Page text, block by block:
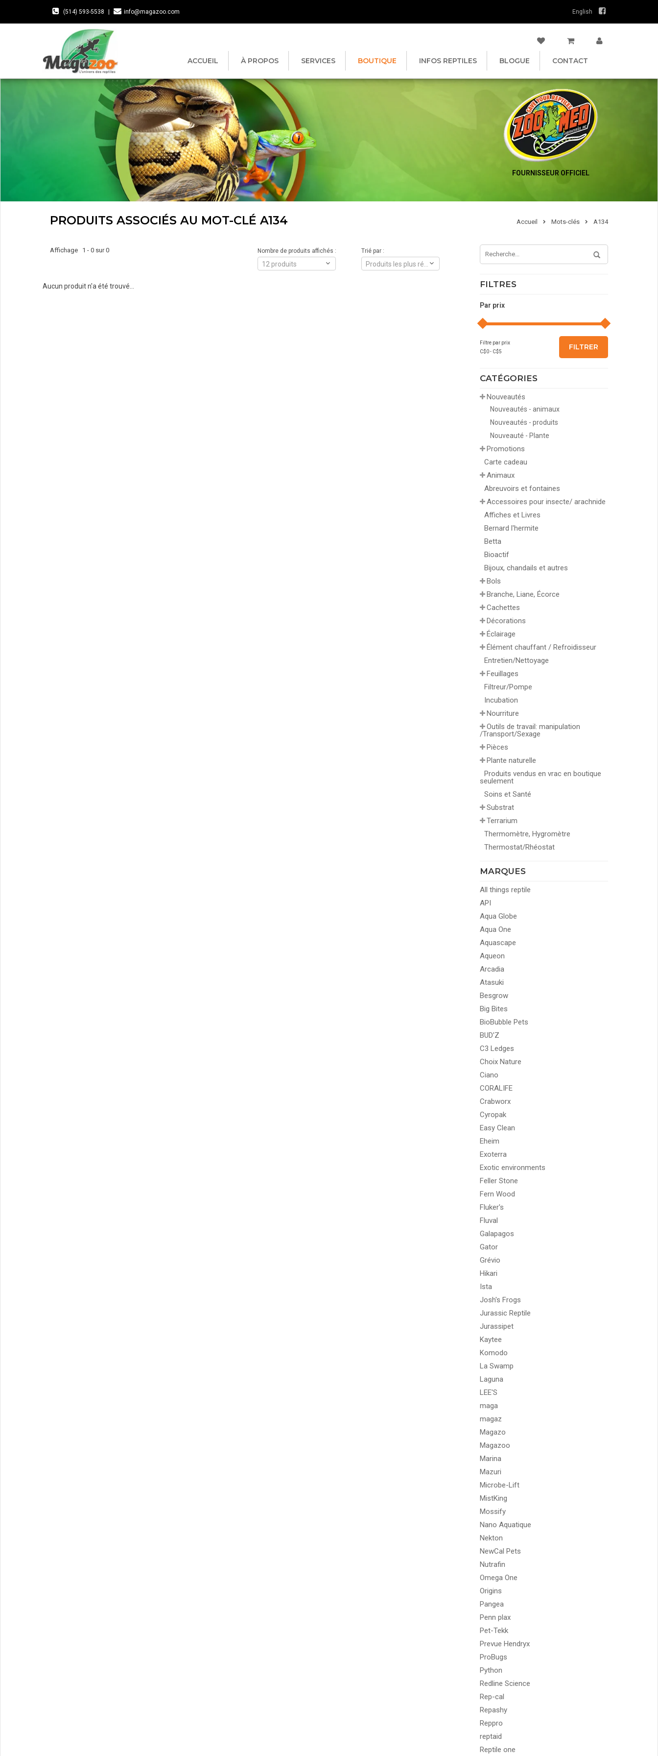
(514) 593-5538 info@magazoo.com English
ACCUEIL À PROPOS SERVICES BOUTIQUE INFOS REPTILES BLOGUE CONTACT
FOURNISSEUR OFFICIEL
PRODUITS ASSOCIÉS AU MOT-CLÉ A134 Accueil Mots-clés A134
FILTRES
Par prix
Filtre par prix
C$0- C$5
FILTRER
CATÉGORIES
Nouveautés
Nouveautés - animaux
Nouveautés - produits
Nouveauté - Plante
Promotions
Carte cadeau
Animaux
Abreuvoirs et fontaines
Accessoires pour insecte/ arachnide
Affiches et Livres
Bernard l'hermite
Betta
Bioactif
Bijoux, chandails et autres
Bols
Branche, Liane, Écorce
Cachettes
Décorations
Éclairage
Élément chauffant / Refroidisseur
Entretien/Nettoyage
Feuillages
Filtreur/Pompe
Incubation
Nourriture
Outils de travail: manipulation
/Transport/Sexage
Pièces
Plante naturelle
Produits vendus en vrac en boutique
seulement
Soins et Santé
Substrat
Terrarium
Thermomètre, Hygromètre
Thermostat/Rhéostat
MARQUES
All things reptile
API
Aqua Globe
Aqua One
Aquascape
Aqueon
Arcadia
Atasuki
Besgrow
Big Bites
BioBubble Pets
BUD'Z
C3 Ledges
Choix Nature
Ciano
CORALIFE
Crabworx
Cyropak
Easy Clean
Eheim
Exoterra
Exotic environments
Feller Stone
Fern Wood
Fluker's
Fluval
Galapagos
Gator
Grévio
Hikari
Ista
Josh's Frogs
Jurassic Reptile
Jurassipet
Kaytee
Komodo
La Swamp
Laguna
LEE'S
maga
magaz
Magazo
Magazoo
Marina
Mazuri
Microbe-Lift
MistKing
Mossify
Nano Aquatique
Nekton
NewCal Pets
Nutrafin
Omega One
Origins
Pangea
Penn plax
Pet-Tekk
Prevue Hendryx
ProBugs
Python
Redline Science
Rep-cal
Repashy
Reppro
reptaid
Reptile one
Affichage 1 - 0 sur 0 Trié par :
Nombre de produits affichés :
12 produits
Aucun produit n'a été trouvé...